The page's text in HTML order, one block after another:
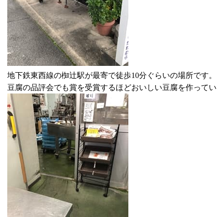
地下鉄東西線の椥辻駅が最寄で徒歩10分ぐらいの場所です。
豆腐の品評会でも賞を受賞するほどおいしい豆腐を作って